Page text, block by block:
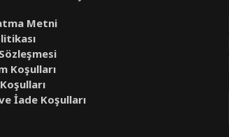
Metni
Koşulları
İade Koşulları